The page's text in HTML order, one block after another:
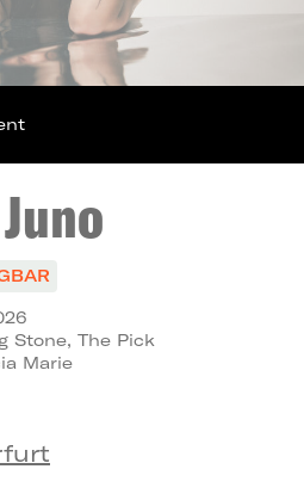
Stone, The Pick
Marie